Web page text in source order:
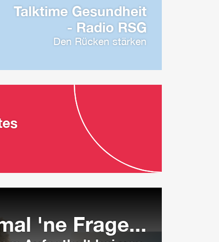
Talktime Gesundheit
- Radio RSG
Den Rücken stärken
'ne Frage...